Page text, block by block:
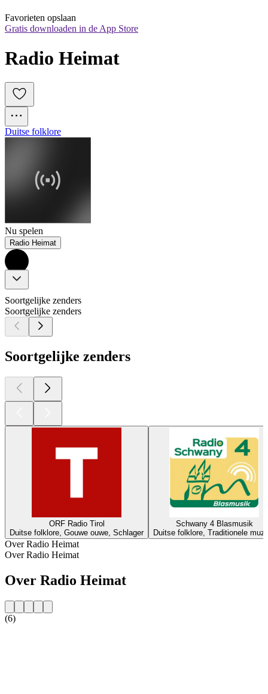
Favorieten opslaan
Gratis downloaden in de App Store
Radio Heimat
Duitse folklore
Nu spelen
Radio Heimat
Soortgelijke zenders
Soortgelijke zenders
Soortgelijke zenders
ORF Radio Tirol
Duitse folklore, Gouwe ouwe, Schlager
Schwany 4 Blasmusik
Duitse folklore, Traditionele
Over Radio Heimat
Over Radio Heimat
Over Radio Heimat
(6)